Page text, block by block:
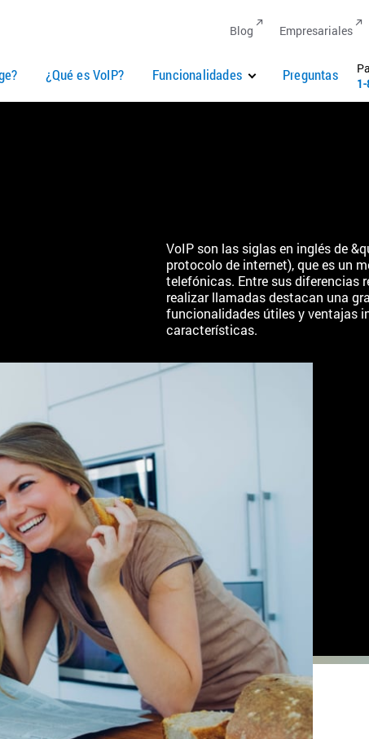
¿Qué es VoIP? Funcionalidades Preguntas
Blog Empresariales
VoIP son las siglas en inglés de
protocolo de internet), que es un
telefónicas. Entre sus diferencias
realizar llamadas destacan una
funcionalidades útiles y ventajas
características.